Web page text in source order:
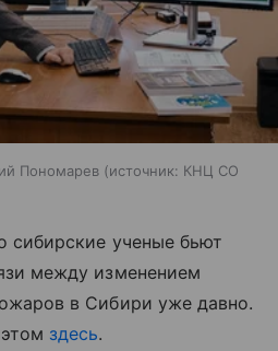
Пономарев источник: КНЦ СО
сибирские ученые бьют
между изменением
в Сибири уже давно.
здесь.